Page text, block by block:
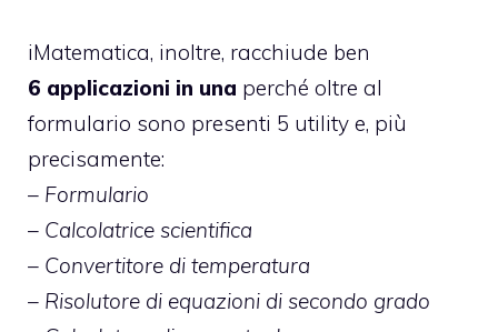
iMatematica, inoltre, racchiude ben
6 applicazioni in una perché oltre al
formulario sono presenti 5 utility e, più
precisamente:
– Formulario
– Calcolatrice scientifica
– Convertitore di temperatura
– Risolutore di equazioni di secondo grado